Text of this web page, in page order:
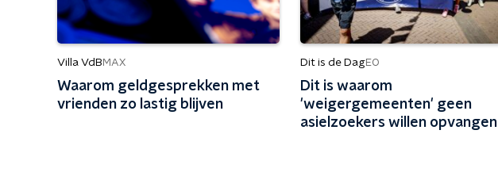
Villa VdB MAX
Waarom geldgesprekken met
vrienden zo lastig blijven
Dit is de DagEO
Dit is waarom
'weigergemeenten' geen
asielzoekers willen opvangen